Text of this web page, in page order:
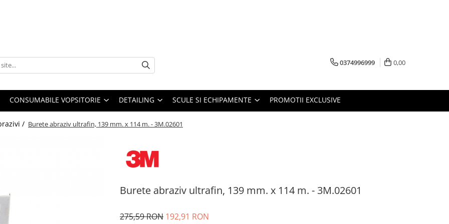
0374996999 0,00
CONSUMABILE VOPSITORIE DETAILING SCULE SI ECHIPAMENTE PROMOTII EXCLUSIVE
/ Burete abraziv ultrafin, 139 mm. x 114 m. - 3M.02601
Burete abraziv ultrafin, 139 mm. x 114 m. - 3M.02601
275,59 RON 192,91 RON